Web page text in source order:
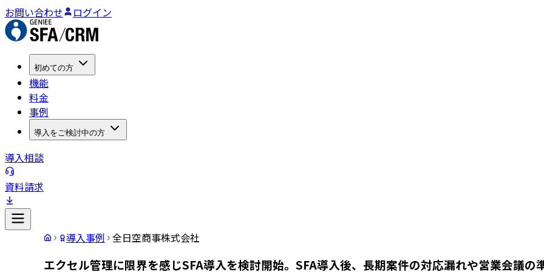
お問い合わせ ログイン
初めての方
機能
料金
事例
導入をご検討中の方
導入相談
資料請求
導入事例 全日空商事株式会社
エクセル管理に限界を感じSFA導入を検討開始。SFA導入後、長期案件の対応漏れや営業会議の